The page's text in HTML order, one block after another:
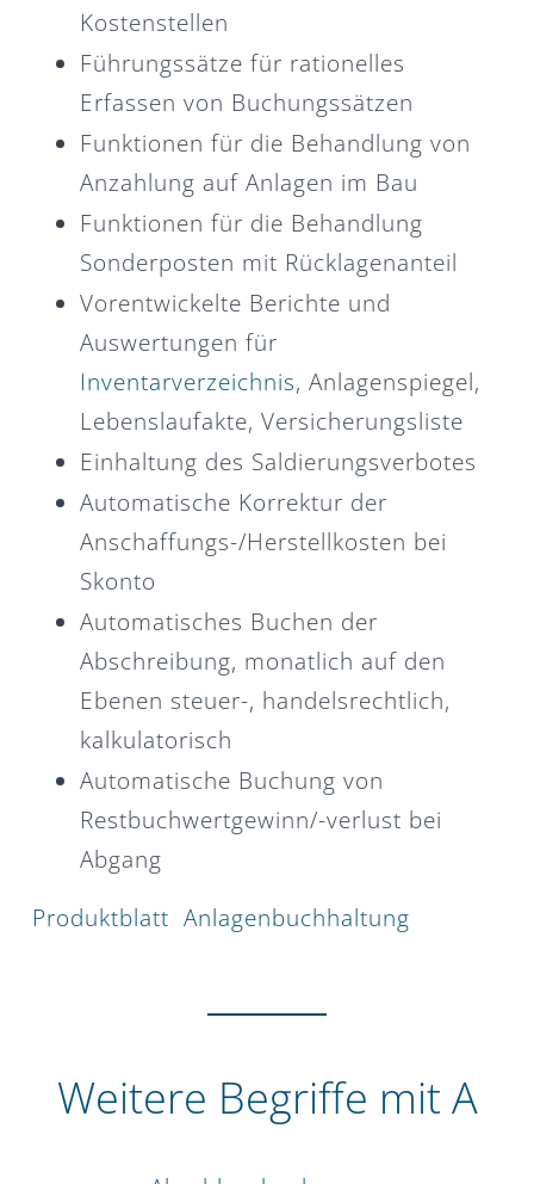
Kostenstellen
Führungssätze für rationelles
Erfassen von Buchungssätzen
Funktionen für die Behandlung von
Anzahlung auf Anlagen im Bau
Funktionen für die Behandlung
Sonderposten mit Rücklagenanteil
Vorentwickelte Berichte und
Auswertungen für
Inventarverzeichnis, Anlagenspiegel,
Lebenslaufakte, Versicherungsliste
Einhaltung des Saldierungsverbotes
Automatische Korrektur der
Anschaffungs-/Herstellkosten bei
Skonto
Automatisches Buchen der
Abschreibung, monatlich auf den
Ebenen steuer-, handelsrechtlich,
kalkulatorisch
Automatische Buchung von
Restbuchwertgewinn/-verlust bei
Abgang
Produktblatt Anlagenbuchhaltung
Weitere Begriffe mit A